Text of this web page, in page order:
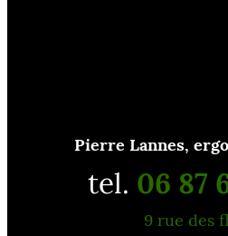
Pierre Lannes,
tel. 06 87
9 rue des